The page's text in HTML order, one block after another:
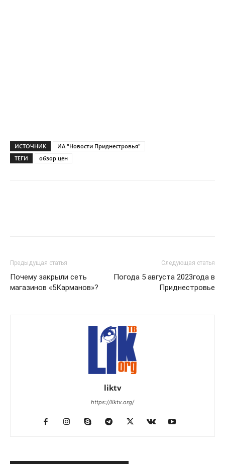
ИСТОЧНИК
ИА "Новости Приднестровья"
ТЕГИ
обзор цен
Предыдущая статья
Почему закрыли сеть
магазинов «5Карманов»?
Следующая статья
Погода 5 августа 2023года в
Приднестровье
liktv
https://liktv.org/